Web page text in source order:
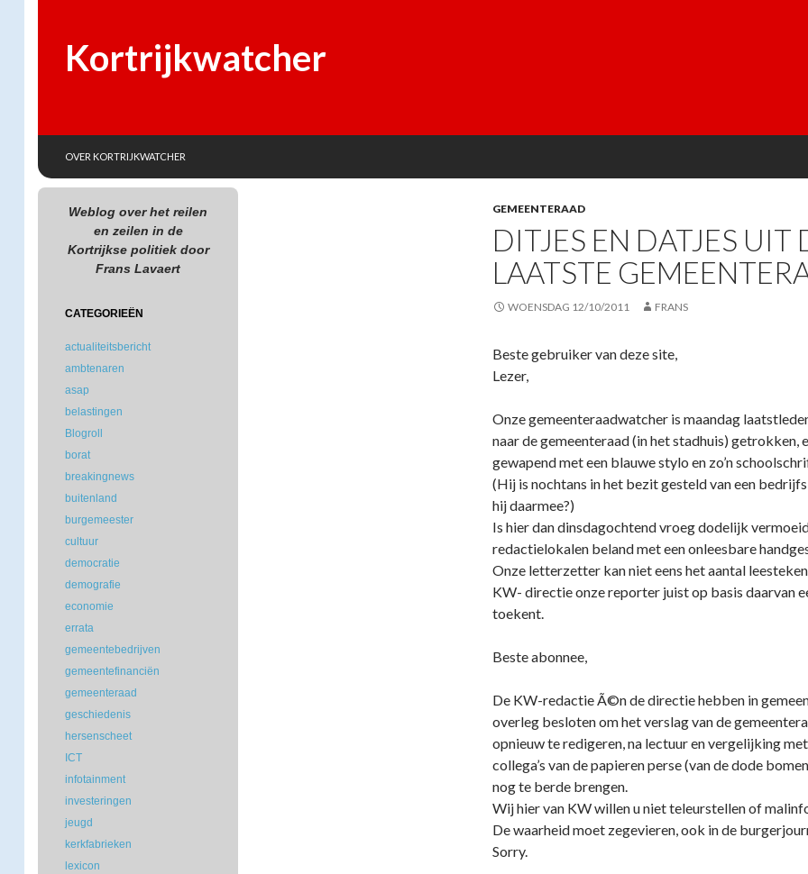
Kortrijkwatcher
OVER KORTRIJKWATCHER
GEMEENTERAAD
DITJES EN DATJES UIT
LAATSTE
WOENSDAG 12/10/2011 FRANS
Beste gebruiker van deze site,
Lezer,
Onze gemeenteraadwatcher is maandag
naar de gemeenteraad (in het stadhuis) getrokken,
gewapend met een blauwe stylo en zo’n
(Hij is nochtans in het bezit gesteld van een
hij daarmee?)
Is hier dan dinsdagochtend vroeg dodelijk
redactielokalen beland met een onleesbare
Onze letterzetter kan niet eens het aantal
KW- directie onze reporter juist op basis daarvan
toekent.
Beste abonnee,
De KW-redactie Ã©n de directie hebben in
overleg besloten om het verslag van de
opnieuw te redigeren, na lectuur en vergelijking
collega’s van de papieren perse (van de dode
nog te berde brengen.
Wij hier van KW willen u niet teleurstellen of
De waarheid moet zegevieren, ook in de
Sorry.
Weblog over het reilen
en zeilen in de
Kortrijkse politiek door
Frans Lavaert
CATEGORIEËN
actualiteitsbericht
ambtenaren
asap
belastingen
Blogroll
borat
breakingnews
buitenland
burgemeester
cultuur
democratie
demografie
economie
errata
gemeentebedrijven
gemeentefinanciën
gemeenteraad
geschiedenis
hersenscheet
ICT
infotainment
investeringen
jeugd
kerkfabrieken
lexicon